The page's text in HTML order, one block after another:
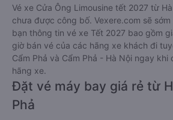
Vé xe Cửa Ông Limousine tết 2027 từ
chưa được công bố. Vexere.com sẽ
bạn thông tin vé xe Tết 2027 bao gồm
giờ bán vé của các hãng xe khách đi
Cẩm Phả và Cẩm Phả - Hà Nội ngay
hãng xe.
Đặt vé máy bay giá rẻ từ
Phả